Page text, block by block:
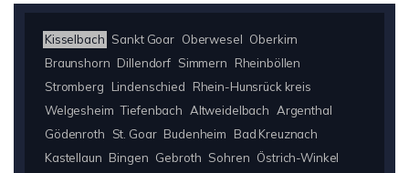
Kisselbach Sankt Goar Oberwesel Oberkirn
Braunshorn Dillendorf Simmern
Rheinböllen
Stromberg
Lindenschied
Rhein-Hunsrück kreis
Welgesheim Tiefenbach Altweidelbach Argenthal
Gödenroth
St. Goar Budenheim
Bad Kreuznach
Kastellaun Bingen Gebroth Sohren Östrich-Winkel